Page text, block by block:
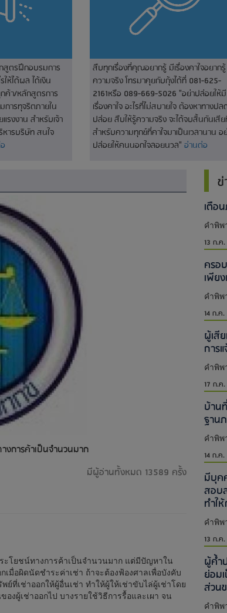
สูตรฝึกอบรมการ
ห้ได้ผล ได้เงิน
า/หลักสูตรการ
การทุจริตภายใน
งงาน สำหรับเจ้า
ารบริษัท สนใจ
สืบทุกเรื่องที่คุณอยากรู้ มีเรื่องคาใจอยากรู้
ความจริง โทรมาคุยกับกุ้งได้ที่ 081-625-
2161หรือ 089-669-5026 "อย่าปล่อยให้มี
เรื่องคาใจ อะไรที่ไม่สบายใจ ต้องหาทางปล
ปล่อย สืบให้รู้ความจริง จะได้จบสิ้นกันเสี
สำหรับความทุกข์ที่คาใจมาเป็นเวลานาน อ
ปล่อยให้คนนอกใจลอยนวล" อ่านต่อ
งการค้าเป็นจำนวนมาก
มีผู้อ่านทั้งหมด 13589 ครั้ง
ยชน์ทางการค้าเป็นจำนวนมาก แต่มีปัญหาใน
เมื่อผิดนัดชำระค่าเช่า ถ้าจะต้องฟ้องศาลเพื่อบังคับ
ที่เช่าออกให้ผู้อื่นเช่า ทำให้ผู้ให้เช่าขับไล่ผู้เช่าโดย
ผู้เช่าออกไป บางรายใช้วิธีการรื้อและเผา จน
เตือ
คำพิพ
13 ก.ค
ครอ
เพีย
คำพิพ
14 ก.ค
ผู้เสี
การ
คำพิพ
17 ก.ค
บ้าน
ฐาน
คำพิพ
14 ก.ค
มีบุค
สอบ
ทำใ
คำพิพ
13 ก.ค
ผู้ค้ำ
ย่อม
ส่วน
คำพิพ